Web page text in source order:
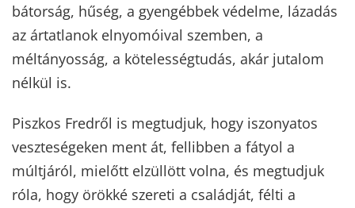
bátorság, hűség, a gyengébbek védelme, lázadás
az ártatlanok elnyomóival szemben, a
méltányosság, a kötelességtudás, akár jutalom
nélkül is.
Piszkos Fredről is megtudjuk, hogy iszonyatos
veszteségeken ment át, fellibben a fátyol a
múltjáról, mielőtt elzüllött volna, és megtudjuk
róla, hogy örökké szereti a családját, félti a